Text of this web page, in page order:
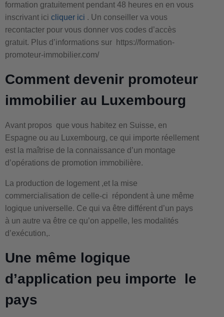
formation gratuitement pendant 48 heures en en vous
inscrivant ici cliquer ici . Un conseiller va vous
recontacter pour vous donner vos codes d’accès
gratuit. Plus d’informations sur https://formation-
promoteur-immobilier.com/
Comment devenir promoteur
immobilier au Luxembourg
Avant propos que vous habitez en Suisse, en
Espagne ou au Luxembourg, ce qui importe réellement
est la maîtrise de la connaissance d’un montage
d’opérations de promotion immobilière.
La production de logement ,et la mise
commercialisation de celle-ci répondent à une même
logique universelle. Ce qui va être différent d’un pays
à un autre va être ce qu’on appelle, les modalités
d’exécution,.
Une même logique
d’application peu importe le
pays